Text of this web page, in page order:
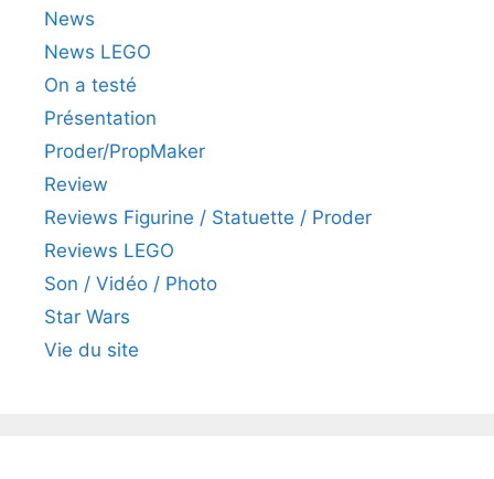
News
News LEGO
On a testé
Présentation
Proder/PropMaker
Review
Reviews Figurine / Statuette / Proder
Reviews LEGO
Son / Vidéo / Photo
Star Wars
Vie du site